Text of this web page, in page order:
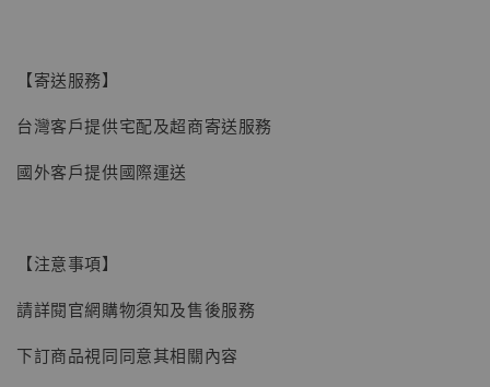
【寄送服務】
台灣客戶提供宅配及超商寄送服務
國外客戶提供國際運送
【注意事項】
請詳閱官網購物須知及售後服務
下訂商品視同同意其相關內容